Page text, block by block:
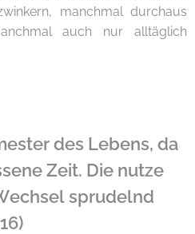
manchmal durchaus
auch nur alltäglich
des Lebens, da
Zeit. Die nutze
sprudelnd